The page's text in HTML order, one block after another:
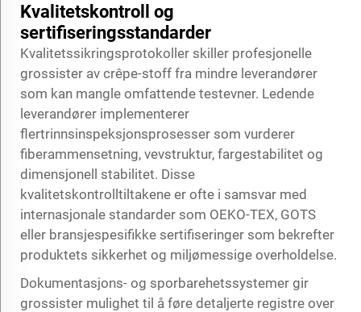
Kvalitetskontroll og
sertifiseringsstandarder
Kvalitetssikringsprotokoller skiller profesjonelle
grossister av crêpe-stoff fra mindre leverandører
som kan mangle omfattende testevner. Ledende
leverandører implementerer
flertrinnsinspeksjonsprosesser som vurderer
fiberammensetning, vevstruktur, fargestabilitet og
dimensjonell stabilitet. Disse
kvalitetskontrolltiltakene er ofte i samsvar med
internasjonale standarder som OEKO-TEX, GOTS
eller bransjespesifikke sertifiseringer som bekrefter
produktets sikkerhet og miljømessige overholdelse.
Dokumentasjons- og sporbarehetssystemer gir
grossister mulighet til å føre detaljerte registre over